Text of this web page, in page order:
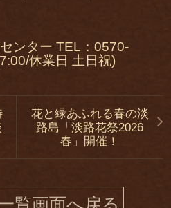
ンター TEL：0570-
休業日 土日祝)
花と緑あふれる春の淡
路島「淡路花祭2026
春」開催！